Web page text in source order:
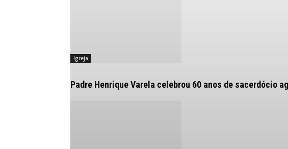
Igreja
Padre Henrique Varela celebrou 60 anos de sacerdócio